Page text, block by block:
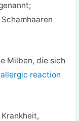
Milben, die sich
allergic reaction